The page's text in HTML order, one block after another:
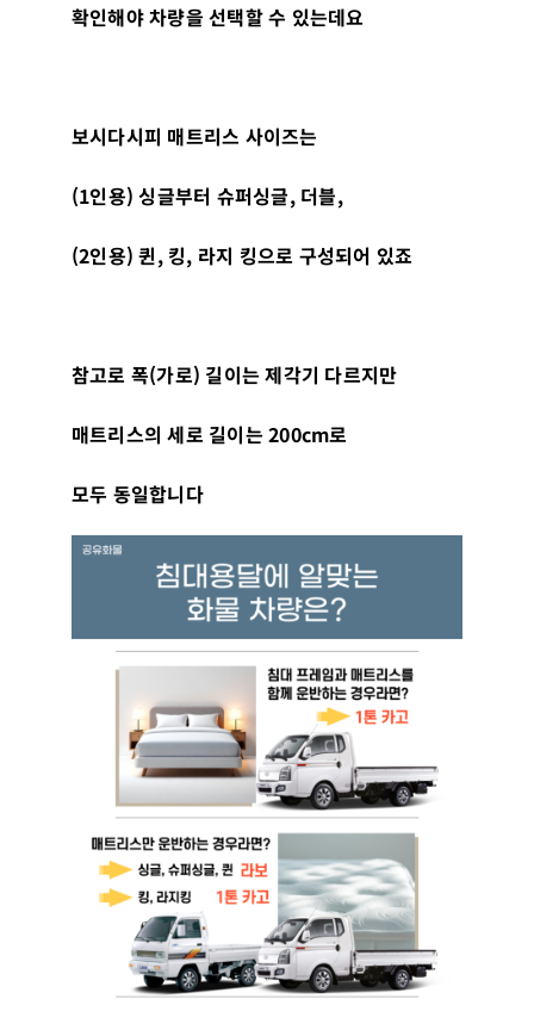
확인해야 차량을 선택할 수 있는데요
보시다시피 매트리스 사이즈는
(1인용)싱글부터 슈퍼싱글, 더블,
(2인용)퀸, 킹, 라지 킹으로 구성되어 있죠
참고로 폭(가로) 길이는 제각기 다르지만
매트리스의 세로 길이는200cm로
모두 동일합니다